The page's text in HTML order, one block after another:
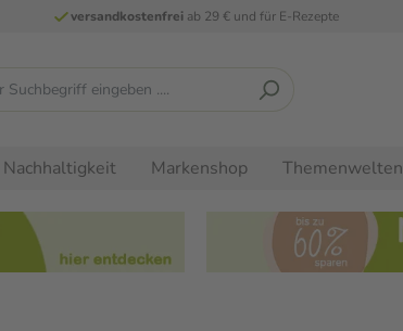
versandkostenfreiab 29 € und für E-Rezepte
Nachhaltigkeit Markenshop Themenwelten